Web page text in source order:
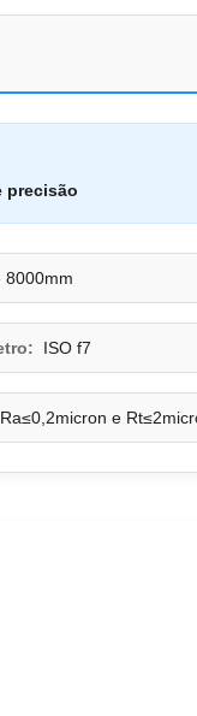
precisão
8000mm
ISO f7
Ra≤0,2micron e